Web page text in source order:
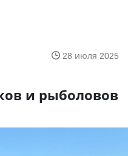
28 июля 2025
и рыболовов